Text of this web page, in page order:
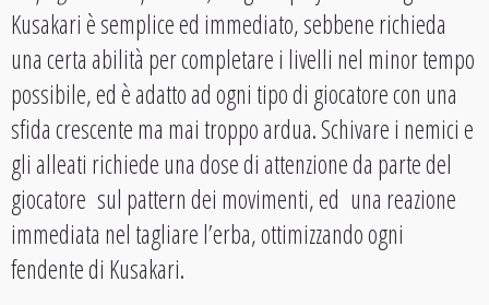
Kusakari è semplice ed immediato, sebbene richieda
una certa abilità per completare i livelli nel minor tempo
possibile, ed è adatto ad ogni tipo di giocatore con una
sfida crescente ma mai troppo ardua. Schivare i nemici e
gli alleati richiede una dose di attenzione da parte del
giocatore sul pattern dei movimenti, ed una reazione
immediata nel tagliare l’erba, ottimizzando ogni
fendente di Kusakari.